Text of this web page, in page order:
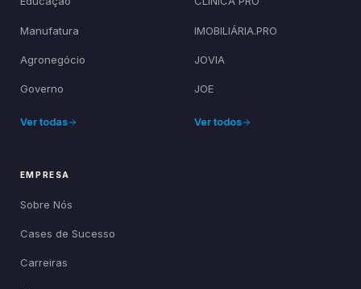
Manufatura
Agronegócio
Governo
Ver todas
IMOBILIÁRIA.PRO
JOVIA
JOE
Ver todos
EMPRESA
Sobre Nós
Cases de Sucesso
Carreiras